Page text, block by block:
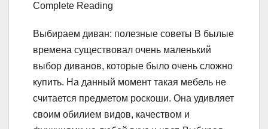
Complete Reading
Выбираем диван: полезные советы В былые
времена существовал очень маленький
выбор диванов, которые было очень сложно
купить. На данный момент такая мебель не
считается предметом роскоши. Она удивляет
своим обилием видов, качеством и